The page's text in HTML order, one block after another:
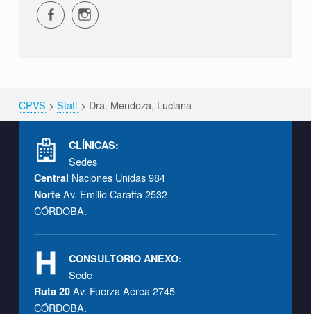
T
A
F
CPVS en Facebook CPVS en Instagram
Breadcrumbs navigation
CPVS > Staff> Dra. Mendoza, Luciana
CLÍNICAS:
Sedes
Central Naciones Unidas 984
Norte Av. Emilio Caraffa 2532
CÓRDOBA.
CONSULTORIO ANEXO:
Sede
Ruta 20Av. Fuerza Aérea 2745
CÓRDOBA.